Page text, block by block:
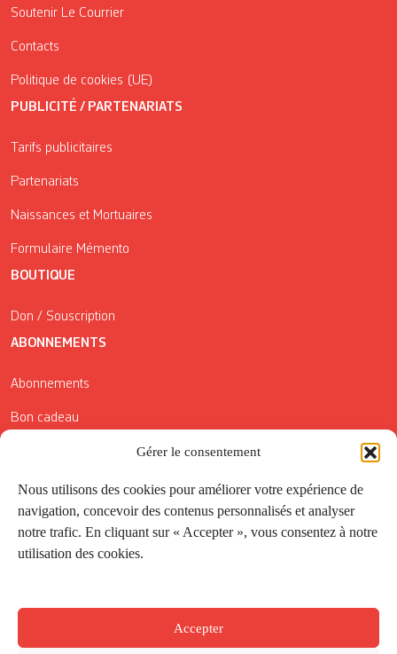
Gérer le consentement
Nous utilisons des cookies pour améliorer votre expérience de
navigation, concevoir des contenus personnalisés et analyser
notre trafic. En cliquant sur « Accepter », vous consentez à notre
utilisation des cookies.
Accepter
Soutenir Le Courrier
Contacts
Politique de cookies (UE)
PUBLICITÉ / PARTENARIATS
Tarifs publicitaires
Partenariats
Naissances et Mortuaires
Formulaire Mémento
BOUTIQUE
Don / Souscription
ABONNEMENTS
Abonnements
Bon cadeau
Conditions générales de vente
Réductions de la Carte Côté Courrier
Application